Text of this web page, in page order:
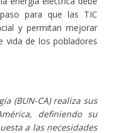
para que las TIC
y permitan mejorar
vida de los pobladores
(BUN-CA) realiza sus
definiendo su
a las necesidades